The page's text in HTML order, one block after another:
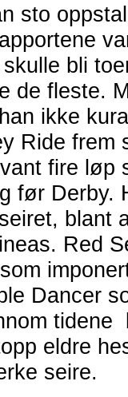
sto
bli
de fleste.
ikke
Ride frem
fire løp
før Derby.
blant
Red
Dancer
tidene
eldre
seire.